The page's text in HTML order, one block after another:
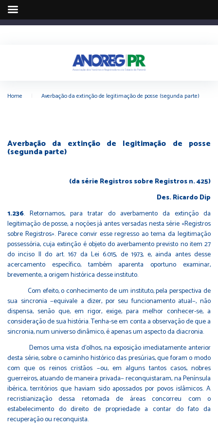
Home Averbação da extinção de legitimação de posse (segunda parte)
Averbação da extinção de legitimação de posse
(segunda parte)
(da série Registros sobre Registros n. 425)
Des. Ricardo Dip
1.236. Retornamos, para tratar do averbamento da extinção da
legitimação de posse, a noções já antes versadas nesta série «Registros
sobre Registros». Parece convir esse regresso ao tema da legitimação
possessória, cuja extinção é objeto do averbamento previsto no item 27
do inciso II do art. 167 da Lei 6.015, de 1973, e, ainda antes desse
acercamento específico, também aparenta oportuno examinar,
brevemente, a origem histórica desse instituto.
Com efeito, o conhecimento de um instituto, pela perspectiva de
sua sincronia −equivale a dizer, por seu funcionamento atual−, não
dispensa, senão que, em rigor, exige, para melhor conhecer-se, a
consideração de sua história. Tenha-se em conta a observação de que a
sincronia, num universo dinâmico, é apenas um aspecto da diacronia.
Demos uma vista d’olhos, na exposição imediatamente anterior
desta série, sobre o caminho histórico das presúrias, que foram o modo
com que os reinos cristãos −ou, em alguns tantos casos, nobres
guerreiros, atuando de maneira privada− reconquistaram, na Península
ibérica, territórios que haviam sido apossados por povos islâmicos. A
recristianização dessa retomada de áreas concorreu com o
estabelecimento do direito de propriedade a contar do fato da
recuperação ou reconquista.